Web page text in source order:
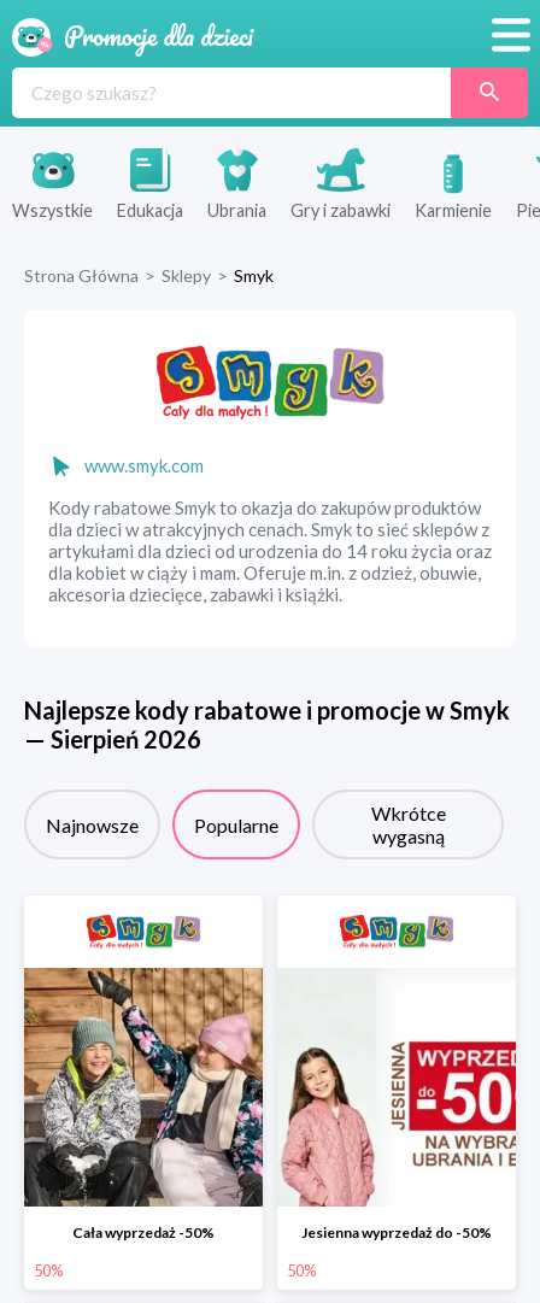
Produkty
Sklepy
Wszystkie Edukacja Ubrania Gry i zabawki Karmienie
Strona Główna > Sklepy > Smyk
www.smyk.com
Kody rabatowe Smyk to okazja do zakupów produktów
dla dzieci w atrakcyjnych cenach. Smyk to sieć sklepów z
artykułami dla dzieci od urodzenia do 14 roku życia oraz
dla kobiet w ciąży i mam. Oferuje m.in. z odzież, obuwie,
akcesoria dziecięce, zabawki i książki.
Najlepsze kody rabatowe i promocje wSmyk
— Sierpień 2026
Najnowsze Popularne
Wkrótce
wygasną
Cała wyprzedaż -50%
50%
Jesienna wyprzedaż do -50%
50%